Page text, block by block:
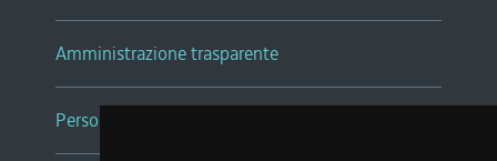
Amministrazione trasparente
Persone e Uffici